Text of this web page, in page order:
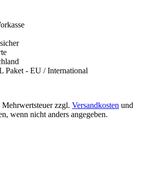
zzgl. Versandkosten und
wenn nicht anders angegeben.